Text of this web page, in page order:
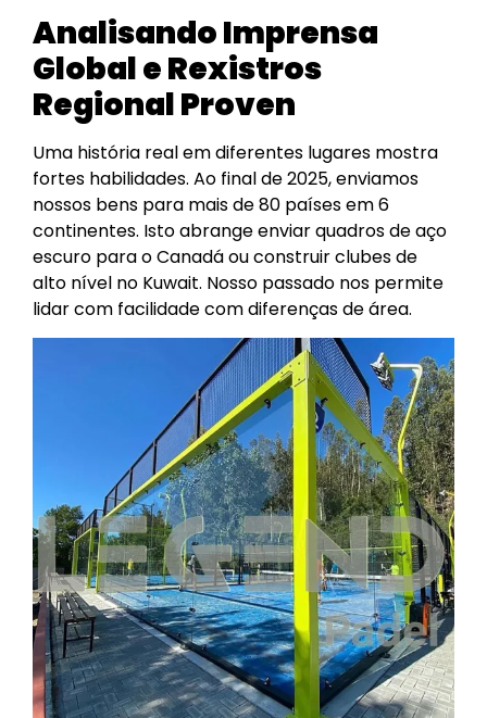
Analisando Imprensa
Global e Rexistros
Regional Proven
Uma história real em diferentes lugares mostra
fortes habilidades. Ao final de 2025, enviamos
nossos bens para mais de 80 países em 6
continentes. Isto abrange enviar quadros de aço
escuro para o Canadá ou construir clubes de
alto nível no Kuwait. Nosso passado nos permite
lidar com facilidade com diferenças de área.